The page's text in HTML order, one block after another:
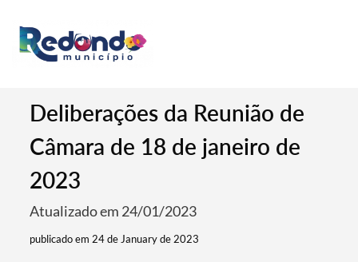
Deliberações da Reunião de
Câmara de 18 de janeiro de
2023
Atualizado em 24/01/2023
publicado em 24 de January de 2023